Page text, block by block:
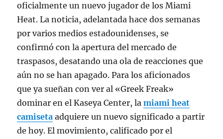
oficialmente un nuevo jugador de los Miami
Heat. La noticia, adelantada hace dos semanas
por varios medios estadounidenses, se
confirmó con la apertura del mercado de
traspasos, desatando una ola de reacciones que
aún no se han apagado. Para los aficionados
que ya sueñan con ver al «Greek Freak»
dominar en el Kaseya Center, lamiami heat
camiseta adquiere un nuevo significado a partir
de hoy. El movimiento, calificado por el